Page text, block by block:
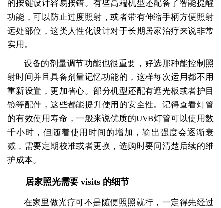
的按键设计容易按错。有些高端机型还配备了智能提醒
功能，可以防止过度照射，或者带有伸缩手柄方便照射
远处部位，这类人性化设计对于长期居家治疗来说非常
实用。
设备的剂量调节功能也很重要，好选那种能控制照
射时间并且具备剂量记忆功能的，这样每次运用都不用
重新设置，更加省心。部分机型还配有遮光板或者护目
镜等配件，这些都能提升使用的安全性。记得查看灯管
的有效使用寿命，一般来说优质的UVB灯管可以使用数
千小时，但随着使用时间的增加，输出强度会逐渐衰
减，需要定期校准或者更换，选购时要问清楚后续的维
护成本。
居家照光需要 visits 的细节
在家里做光疗可不是随便照照就行，一定得先经过